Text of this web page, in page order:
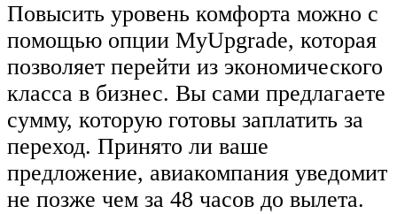
Повысить уровень комфорта можно с
помощью опции MyUpgrade, которая
позволяет перейти из экономического
класса в бизнес. Вы сами предлагаете
сумму, которую готовы заплатить за
переход. Принято ли ваше
предложение, авиакомпания уведомит
не позже чем за 48 часов до вылета.